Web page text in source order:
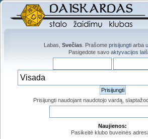
Labas,Svečias . Prašomeprisijungti arba
Pasigedote savo aktyvacijos
Prisijungti naudojant naudotojo vardą,
Naujienos:
Pasikeitė klubo buveinės